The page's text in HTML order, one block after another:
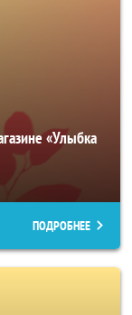
«Улыбка
ПОДРОБНЕЕ